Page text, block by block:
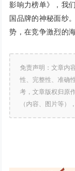
影响力榜单》，我
国品牌的神秘面纱
势，在竞争激烈的
免责声明：文章内
性、完整性、准确
考，文章版权归原
（内容、图片等）